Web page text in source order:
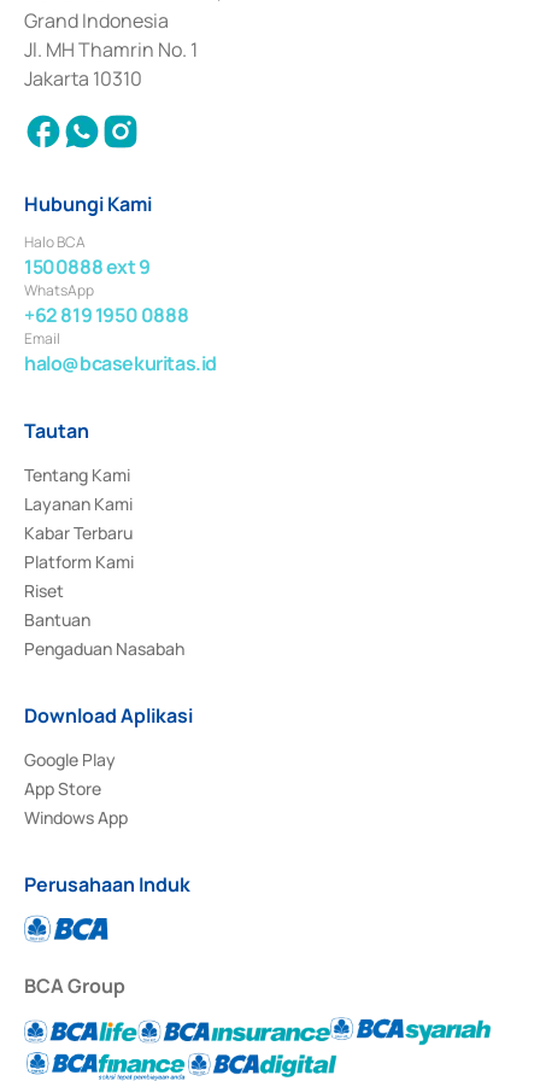
Surat Berharga Komersial yang izinnya diterbitkan pada tahun 2018.
Grand Indonesia
Jl. MH Thamrin No. 1
Jakarta 10310
Hubungi Kami
Halo BCA
1500888 ext 9
WhatsApp
+62 819 1950 0888
Email
halo@bcasekuritas.id
Tautan
Tentang Kami
Layanan Kami
Kabar Terbaru
Platform Kami
Riset
Bantuan
Pengaduan Nasabah
Download Aplikasi
Google Play
App Store
Windows App
Perusahaan Induk
BCA Group